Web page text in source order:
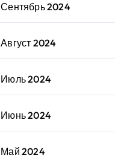
Сентябрь 2024
Август 2024
Июль 2024
Июнь 2024
Май 2024